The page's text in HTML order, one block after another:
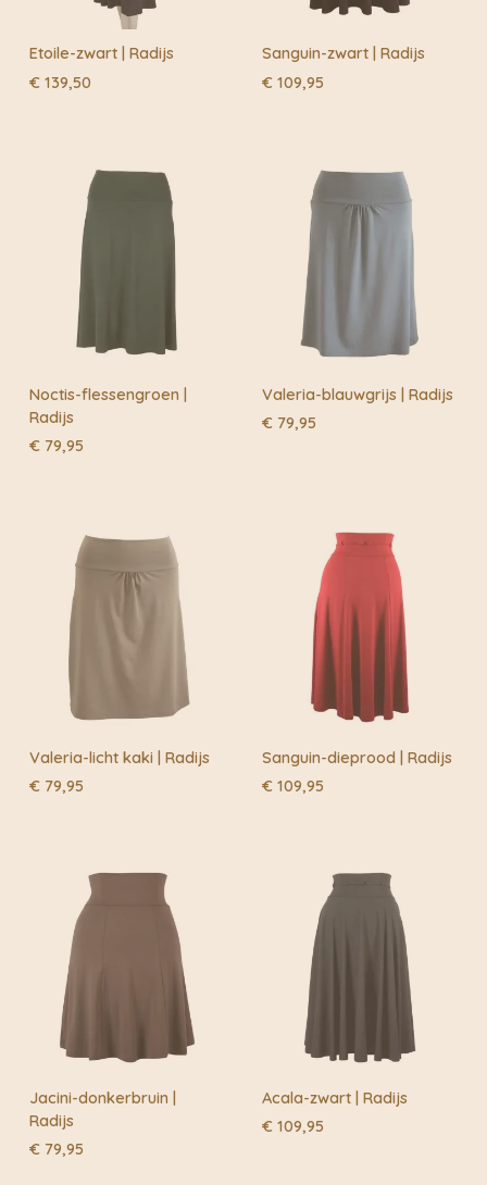
Etoile-zwart | Radijs
€ 139,50
Sanguin-zwart | Radijs
€ 109,95
Noctis-flessengroen |
Radijs
€ 79,95
Valeria-blauwgrijs | Radijs
€ 79,95
Valeria-licht kaki | Radijs
€ 79,95
Sanguin-dieprood | Radijs
€ 109,95
Jacini-donkerbruin |
Radijs
€ 79,95
Acala-zwart | Radijs
€ 109,95